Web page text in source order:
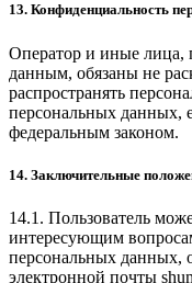
13. Конфиденциальность
Оператор и иные лица,
данным, обязаны не
распространять
персональных данных,
федеральным законом.
14. Заключительные
14.1. Пользователь
интересующим
персональных данных,
электронной почты